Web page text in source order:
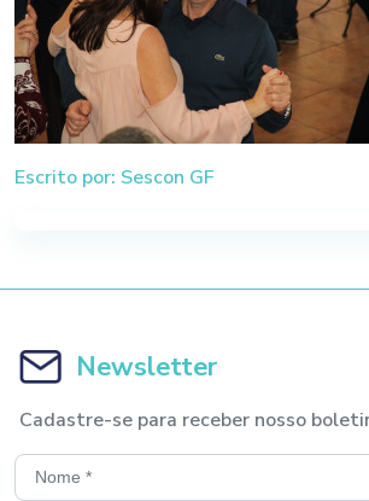
Escrito por: Sescon GF
Newsletter
Cadastre-se para receber nosso